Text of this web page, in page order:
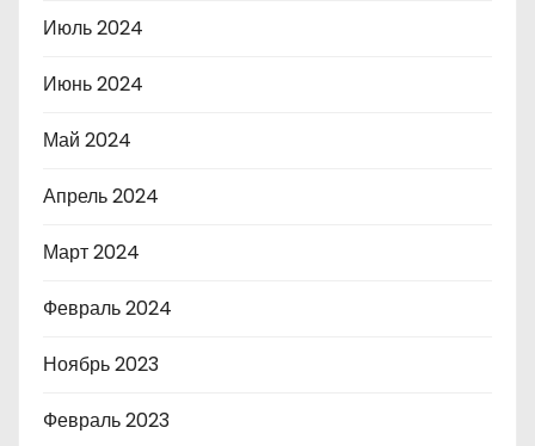
Июль 2024
Июнь 2024
Май 2024
Апрель 2024
Март 2024
Февраль 2024
Ноябрь 2023
Февраль 2023